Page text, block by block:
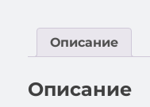
Описание
Описание